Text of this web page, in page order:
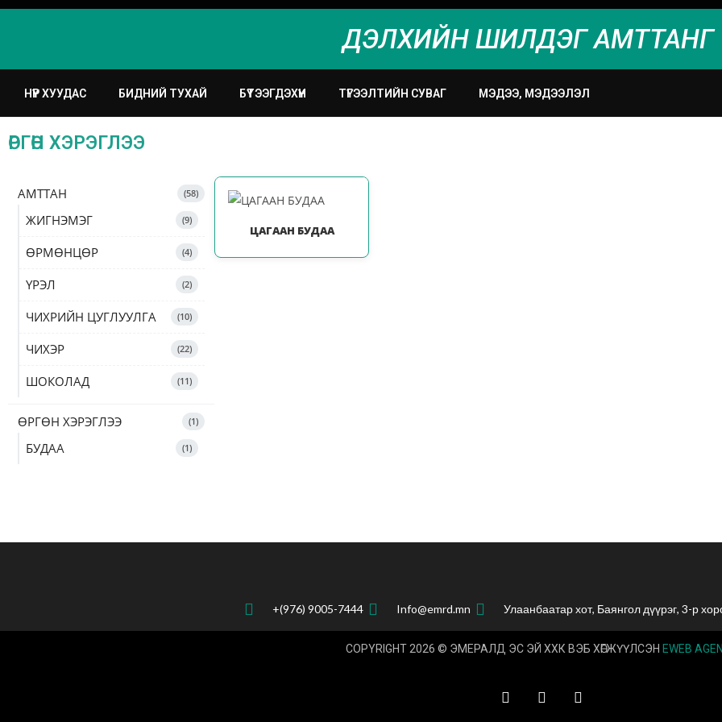
ДЭЛХИЙН ШИЛДЭГ АМТТАНГ
НҮҮР ХУУДАС БИДНИЙ ТУХАЙ БҮТЭЭГДЭХҮҮН ТҮГЭЭЛТИЙН СУВАГ МЭДЭЭ, МЭДЭЭЛЭЛ
ӨРГӨН ХЭРЭГЛЭЭ
АМТТАН 58
ЖИГНЭМЭГ 9
ӨРМӨНЦӨР 4
ҮРЭЛ 2
ЧИХРИЙН ЦУГЛУУЛГА 10
ЧИХЭР 22
ШОКОЛАД 11
ӨРГӨН ХЭРЭГЛЭЭ 1
БУДАА 1
ЦАГААН БУДАА
+(976) 9005-7444 Info@emrd.mn Улаанбаатар хот, Баянгол дүүрэг, 3-р
COPYRIGHT 2026 © ЭМЕРАЛД ЭС ЭЙ ХХК ВЭБ ХӨГЖҮҮЛСЭН EWEB